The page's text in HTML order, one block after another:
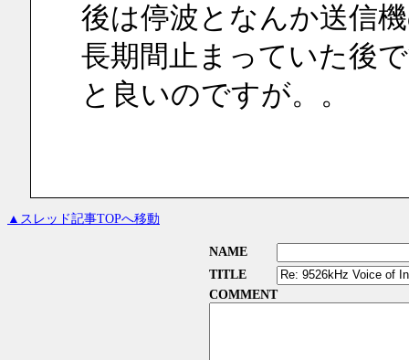
後は停波となんか送信
長期間止まっていた後
と良いのですが。。
▲スレッド記事TOPへ移動
NAME
TITLE
COMMENT